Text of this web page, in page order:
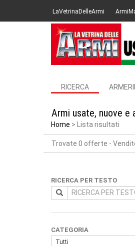
LaVetrinaDelleArmi
RICERCA
Armi usate, nuove e
Home Lista risultati
Trovate 0 offerte -
RICERCA PER TESTO
CATEGORIA
Tutti